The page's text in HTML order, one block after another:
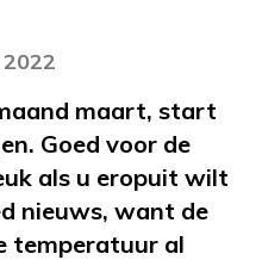
maart, start
Goed voor de
als u eropuit wilt
nieuws, want de
temperatuur al